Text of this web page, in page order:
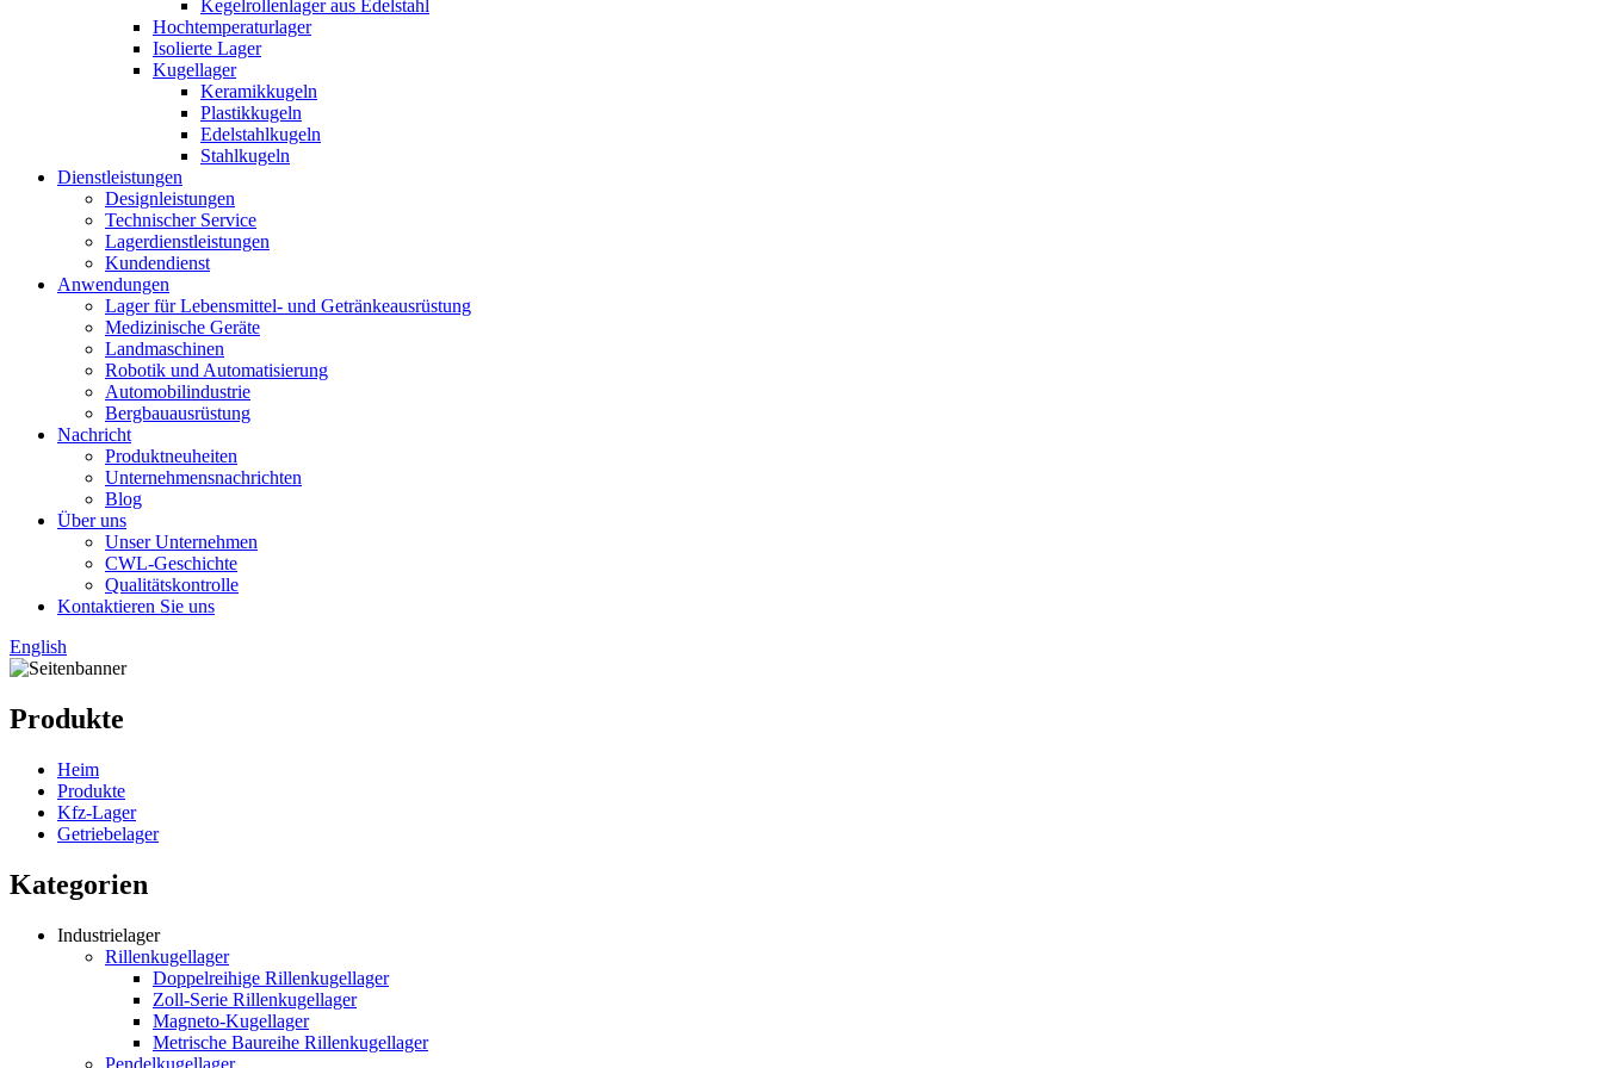
Kegelrollenlager aus Edelstahl
Hochtemperaturlager
Isolierte Lager
Kugellager
Keramikkugeln
Plastikkugeln
Edelstahlkugeln
Stahlkugeln
Dienstleistungen
Designleistungen
Technischer Service
Lagerdienstleistungen
Kundendienst
Anwendungen
Lager für Lebensmittel- und Getränkeausrüstung
Medizinische Geräte
Landmaschinen
Robotik und Automatisierung
Automobilindustrie
Bergbauausrüstung
Nachricht
Produktneuheiten
Unternehmensnachrichten
Blog
Über uns
Unser Unternehmen
CWL-Geschichte
Qualitätskontrolle
Kontaktieren Sie uns
English
Produkte
Heim
Produkte
Kfz-Lager
Getriebelager
Kategorien
Industrielager
Rillenkugellager
Doppelreihige Rillenkugellager
Zoll-Serie Rillenkugellager
Magneto-Kugellager
Metrische Baureihe Rillenkugellager
Pendelkugellager